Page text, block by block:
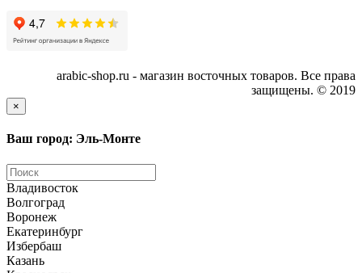
arabic-shop.ru - магазин восточных товаров. Все права
защищены. © 2019
×
Ваш город: Эль-Монте
Владивосток
Волгоград
Воронеж
Екатеринбург
Избербаш
Казань